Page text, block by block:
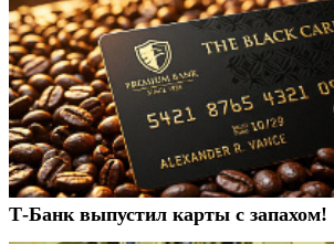
Т-Банк выпустил карты с запахом!